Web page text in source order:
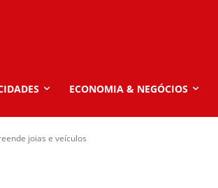
ECONOMIA & NEGÓCIOS
joias e veículos